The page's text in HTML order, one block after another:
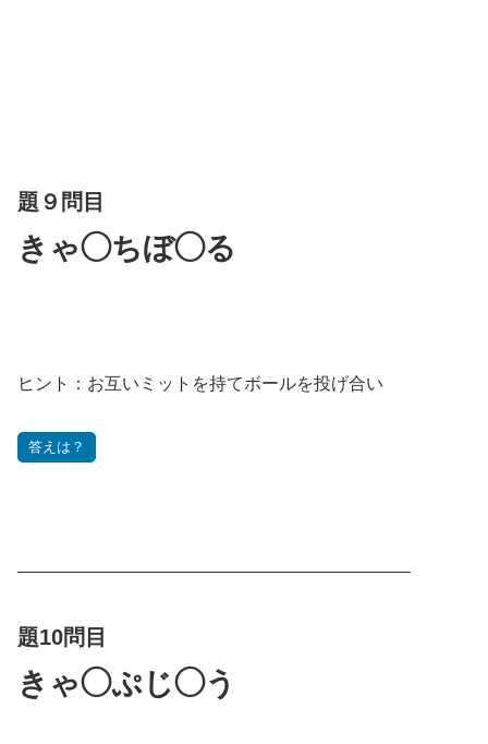
題９問目
きゃ◯ちぼ◯る
ヒント：お互いミットを持てボールを投げ合い
答えは？
——————————————————————–
題10問目
きゃ◯ぷじ◯う